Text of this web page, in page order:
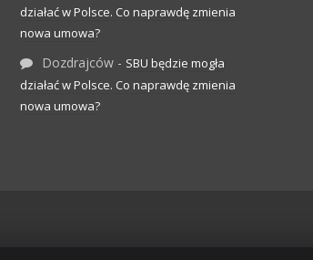
działać w Polsce. Co naprawdę zmienia
nowa umowa?
Dozdrajców - SBU będzie mogła
działać w Polsce. Co naprawdę zmienia
nowa umowa?